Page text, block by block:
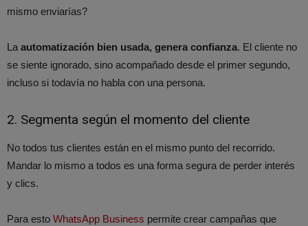
mismo enviarías?
La automatización bien usada, genera confianza. El cliente no
se siente ignorado, sino acompañado desde el primer segundo,
incluso si todavía no habla con una persona.
2. Segmenta según el momento del cliente
No todos tus clientes están en el mismo punto del recorrido.
Mandar lo mismo a todos es una forma segura de perder interés
y clics.
Para esto WhatsApp Business permite crear campañas que